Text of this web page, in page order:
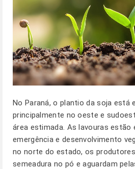
No Paraná, o plantio da soja está
principalmente no oeste e
área estimada. As lavouras estão
emergência e desenvolvimento
no norte do estado, os
semeadura no pó e aguardam